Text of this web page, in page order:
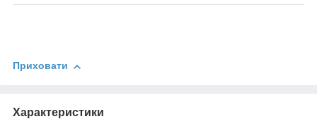
Приховати
Характеристики